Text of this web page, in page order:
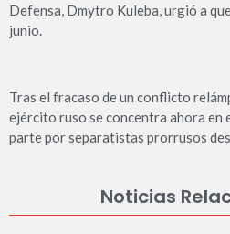
Defensa, Dmytro Kuleba, urgió a
junio.
Tras el fracaso de un conflicto
ejército ruso se concentra ahora en
parte por separatistas prorrusos
Noticias